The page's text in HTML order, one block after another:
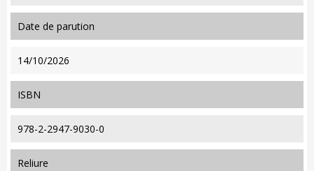
date de parution
14/10/2026
ISBN
978-2-2947-9030-0
reliure